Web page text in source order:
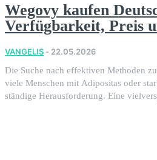
Wegovy kaufen
Verfügbarkeit, Preis
VANGELIS - 22.05.2026
Die Suche nach effektiven Methoden
viele Menschen mit Adipositas oder
ständige Herausforderung. Eine